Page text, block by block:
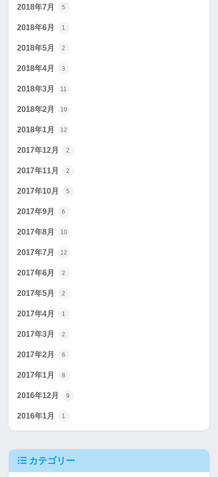
2018年7月 5
2018年6月 1
2018年5月 2
2018年4月 3
2018年3月 11
2018年2月 10
2018年1月 12
2017年12月 2
2017年11月 2
2017年10月 5
2017年9月 6
2017年8月 10
2017年7月 12
2017年6月 2
2017年5月 2
2017年4月 1
2017年3月 2
2017年2月 6
2017年1月 8
2016年12月 9
2016年1月 1
カテゴリー